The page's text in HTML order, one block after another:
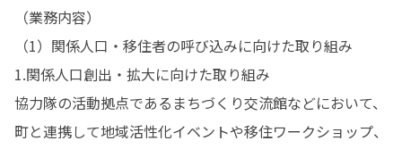
（業務内容）
（1）関係人口・移住者の呼び込みに向けた取り組み
1.関係人口創出・拡大に向けた取り組み
協力隊の活動拠点であるまちづくり交流館などにおいて、
町と連携して地域活性化イベントや移住ワークショップ、